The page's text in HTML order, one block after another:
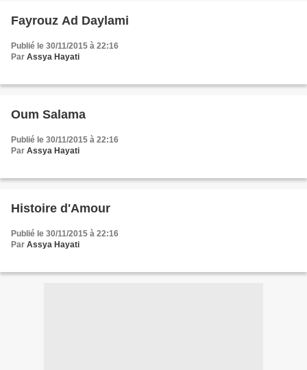
Fayrouz Ad Daylami
Publié le 30/11/2015 à 22:16
Par Assya Hayati
Oum Salama
Publié le 30/11/2015 à 22:16
Par Assya Hayati
Histoire d'Amour
Publié le 30/11/2015 à 22:16
Par Assya Hayati